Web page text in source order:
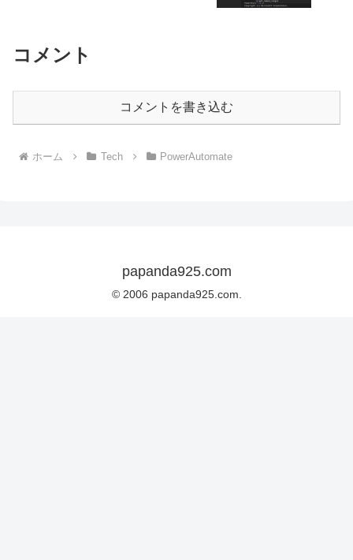
コメント
コメントを書き込む
ホーム Tech PowerAutomate
papanda925.com
© 2006 papanda925.com.